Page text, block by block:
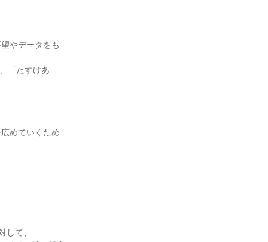
やデータをも
「たすけあ
めていくため
して、